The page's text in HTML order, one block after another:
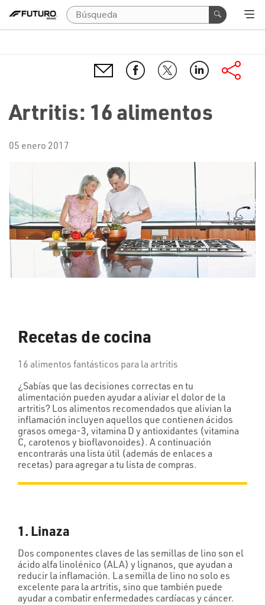
Artritis: 16 alimentos
05 enero 2017
Recetas de cocina
16 alimentos fantásticos para la artritis
¿Sabías que las decisiones correctas en tu
alimentación pueden ayudar a aliviar el dolor de la
artritis? Los alimentos recomendados que alivian la
inflamación incluyen aquellos que contienen ácidos
grasos omega-3, vitamina D y antioxidantes (vitamina
C, carotenos y bioflavonoides). A continuación
encontrarás una lista útil (además de enlaces a
recetas) para agregar a tu lista de compras.
1. Linaza
Dos componentes claves de las semillas de lino son el
ácido alfa linolénico (ALA) y lignanos, que ayudan a
reducir la inflamación. La semilla de lino no solo es
excelente para la artritis, sino que también puede
ayudar a combatir enfermedades cardíacas y cáncer.